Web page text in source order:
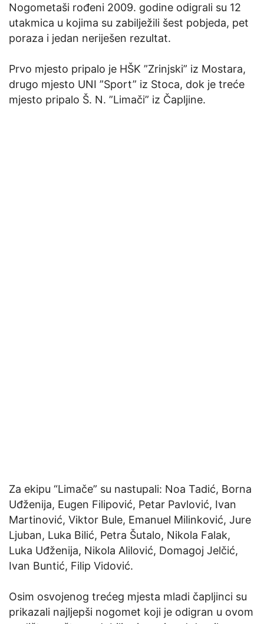
Nogometaši rođeni 2009. godine odigrali su 12
utakmica u kojima su zabilježili šest pobjeda, pet
poraza i jedan neriješen rezultat.
Prvo mjesto pripalo je HŠK ”Zrinjski” iz Mostara,
drugo mjesto UNI ”Sport” iz Stoca, dok je treće
mjesto pripalo Š. N. ”Limači” iz Čapljine.
Za ekipu “Limače” su nastupali: Noa Tadić, Borna
Uđženija, Eugen Filipović, Petar Pavlović, Ivan
Martinović, Viktor Bule, Emanuel Milinković, Jure
Ljuban, Luka Bilić, Petra Šutalo, Nikola Falak,
Luka Uđženija, Nikola Alilović, Domagoj Jelčić,
Ivan Buntić, Filip Vidović.
Osim osvojenog trećeg mjesta mladi čapljinci su
prikazali najljepši nogomet koji je odigran u ovom